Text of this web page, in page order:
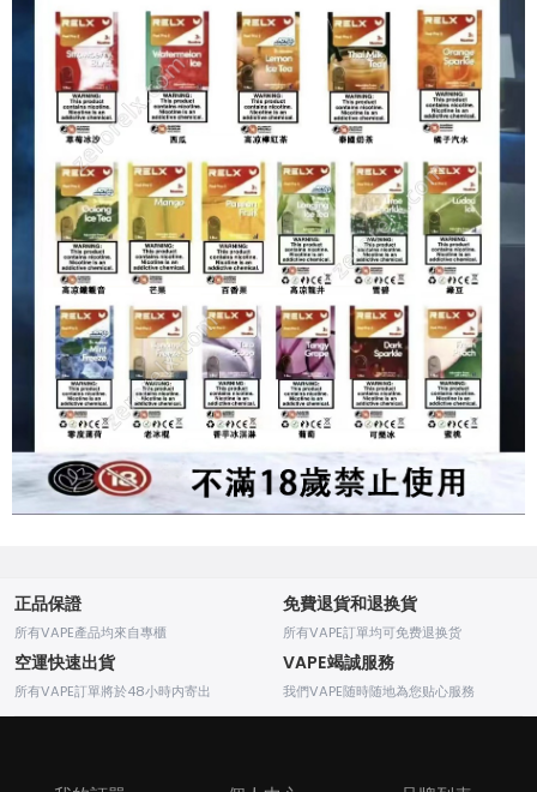
正品保證
所有VAPE產品均來自專櫃
免費退貨和退换貨
所有VAPE訂單均可免费退换货
空運快速出貨
所有VAPE訂單將於48小時内寄出
VAPE竭誠服務
我們VAPE随時随地為您贴心服務